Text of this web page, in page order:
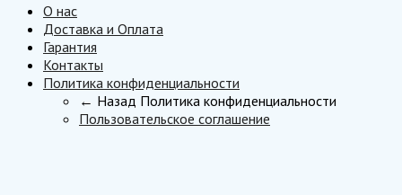
О нас
Доставка и Оплата
Гарантия
Контакты
Политика конфиденциальности
← Назад Политика конфиденциальности
Пользовательское соглашение